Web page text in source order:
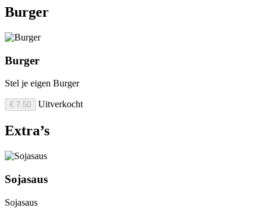
Burger
Burger
Stel je eigen Burger
€ 7.50 Uitverkocht
Extra’s
Sojasaus
Sojasaus